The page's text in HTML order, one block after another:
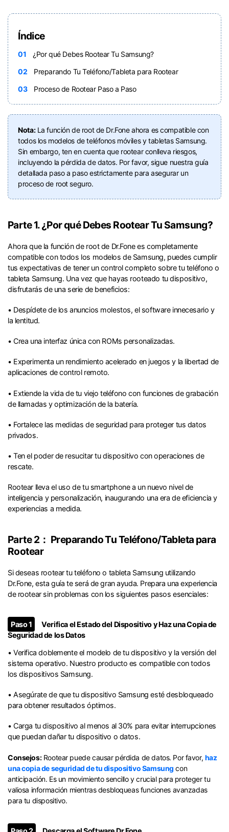
Índice
01
¿Por qué Debes Rootear Tu Samsung?
02
Preparando Tu Teléfono/Tableta para Rootear
03
Proceso de Rootear Paso a Paso
Nota:La función de root de Dr.Fone ahora es compatible con
todos los modelos de teléfonos móviles y tabletas Samsung.
Sin embargo, ten en cuenta que rootear conlleva riesgos,
incluyendo la pérdida de datos. Por favor, sigue nuestra guía
detallada paso a paso estrictamente para asegurar un
proceso de root seguro.
Parte 1. ¿Por qué Debes Rootear Tu Samsung?
Ahora que la función de root de Dr.Fone es completamente
compatible con todos los modelos de Samsung, puedes cumplir
tus expectativas de tener un control completo sobre tu teléfono o
tableta Samsung. Una vez que hayas rooteado tu dispositivo,
disfrutarás de una serie de beneficios:
• Despídete de los anuncios molestos, el software innecesario y
la lentitud.
• Crea una interfaz única con ROMs personalizadas.
• Experimenta un rendimiento acelerado en juegos y la libertad de
aplicaciones de control remoto.
• Extiende la vida de tu viejo teléfono con funciones de grabación
de llamadas y optimización de la batería.
• Fortalece las medidas de seguridad para proteger tus datos
privados.
• Ten el poder de resucitar tu dispositivo con operaciones de
rescate.
Rootear lleva el uso de tu smartphone a un nuevo nivel de
inteligencia y personalización, inaugurando una era de eficiencia y
experiencias a medida.
Parte 2： Preparando Tu Teléfono/Tableta para
Rootear
Si deseas rootear tu teléfono o tableta Samsung utilizando
Dr.Fone, esta guía te será de gran ayuda. Prepara una experiencia
de rootear sin problemas con los siguientes pasos esenciales:
Paso 1
Verifica el Estado del Dispositivo y Haz una Copia de
Seguridad de los Datos
• Verifica doblemente el modelo de tu dispositivo y la versión del
sistema operativo. Nuestro producto es compatible con todos
los dispositivos Samsung.
• Asegúrate de que tu dispositivo Samsung esté desbloqueado
para obtener resultados óptimos.
• Carga tu dispositivo al menos al 30% para evitar interrupciones
que puedan dañar tu dispositivo o datos.
Consejos:Rootear puede causar pérdida de datos. Por favor, haz
una copia de seguridad de tu dispositivo Samsung con
anticipación. Es un movimiento sencillo y crucial para proteger tu
valiosa información mientras desbloqueas funciones avanzadas
para tu dispositivo.